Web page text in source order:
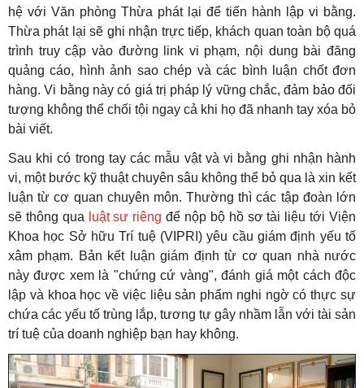
hệ với Văn phòng Thừa phát lại để tiến hành lập vi bằng.
Thừa phát lại sẽ ghi nhận trực tiếp, khách quan toàn bộ quá
trình truy cập vào đường link vi phạm, nội dung bài đăng
quảng cáo, hình ảnh sao chép và các bình luận chốt đơn
hàng. Vi bằng này có giá trị pháp lý vững chắc, đảm bảo đối
tượng không thể chối tội ngay cả khi họ đã nhanh tay xóa bỏ
bài viết.
Sau khi có trong tay các mẫu vật và vi bằng ghi nhận hành
vi, một bước kỹ thuật chuyên sâu không thể bỏ qua là xin kết
luận từ cơ quan chuyên môn. Thường thì các tập đoàn lớn
sẽ thông qua
luật sư riêng để nộp bộ hồ sơ tài liệu tới Viện
Khoa học Sở hữu Trí tuệ (VIPRI) yêu cầu giám định yếu tố
xâm phạm. Bản kết luận giám định từ cơ quan nhà nước
này được xem là "chứng cứ vàng", đánh giá một cách độc
lập và khoa học về việc liệu sản phẩm nghi ngờ có thực sự
chứa các yếu tố trùng lắp, tương tự gây nhầm lẫn với tài sản
trí tuệ của doanh nghiệp bạn hay không.